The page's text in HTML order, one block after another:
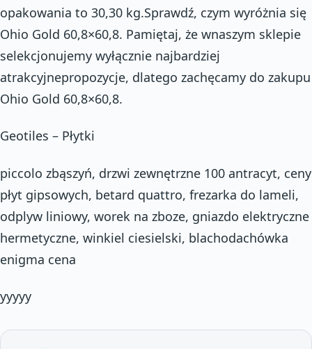
opakowania to 30,30 kg.Sprawdź, czym wyróżnia się
Ohio Gold 60,8×60,8. Pamiętaj, że wnaszym sklepie
selekcjonujemy wyłącznie najbardziej
atrakcyjnepropozycje, dlatego zachęcamy do zakupu
Ohio Gold 60,8×60,8.
Geotiles – Płytki
piccolo zbąszyń, drzwi zewnętrzne 100 antracyt, ceny
płyt gipsowych, betard quattro, frezarka do lameli,
odplyw liniowy, worek na zboze, gniazdo elektryczne
hermetyczne, winkiel ciesielski, blachodachówka
enigma cena
yyyyy